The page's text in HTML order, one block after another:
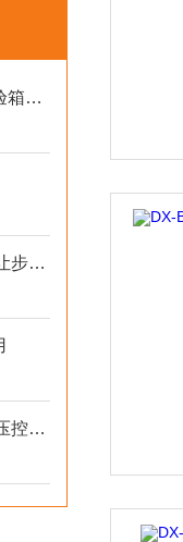
PCT饱和式高压蒸汽恒定湿热试验箱的操作和维护
2026年电源老化柜选型避坑：别让步进低配拖累审核与数据
德瑞检测DR-H208厂家：解决气压控稳失效2026选型标准